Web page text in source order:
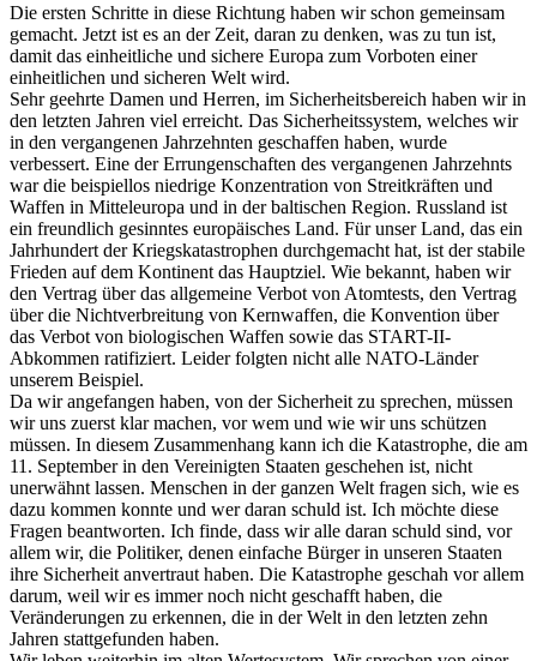
Die ersten Schritte in diese Richtung haben wir schon gemeinsam
gemacht. Jetzt ist es an der Zeit, daran zu denken, was zu tun ist,
damit das einheitliche und sichere Europa zum Vorboten einer
einheitlichen und sicheren Welt wird.
Sehr geehrte Damen und Herren, im Sicherheitsbereich haben wir in
den letzten Jahren viel erreicht. Das Sicherheitssystem, welches wir
in den vergangenen Jahrzehnten geschaffen haben, wurde
verbessert. Eine der Errungenschaften des vergangenen Jahrzehnts
war die beispiellos niedrige Konzentration von Streitkräften und
Waffen in Mitteleuropa und in der baltischen Region. Russland ist
ein freundlich gesinntes europäisches Land. Für unser Land, das ein
Jahrhundert der Kriegskatastrophen durchgemacht hat, ist der stabile
Frieden auf dem Kontinent das Hauptziel. Wie bekannt, haben wir
den Vertrag über das allgemeine Verbot von Atomtests, den Vertrag
über die Nichtverbreitung von Kernwaffen, die Konvention über
das Verbot von biologischen Waffen sowie das START-II-
Abkommen ratifiziert. Leider folgten nicht alle NATO-Länder
unserem Beispiel.
Da wir angefangen haben, von der Sicherheit zu sprechen, müssen
wir uns zuerst klar machen, vor wem und wie wir uns schützen
müssen. In diesem Zusammenhang kann ich die Katastrophe, die am
11. September in den Vereinigten Staaten geschehen ist, nicht
unerwähnt lassen. Menschen in der ganzen Welt fragen sich, wie es
dazu kommen konnte und wer daran schuld ist. Ich möchte diese
Fragen beantworten. Ich finde, dass wir alle daran schuld sind, vor
allem wir, die Politiker, denen einfache Bürger in unseren Staaten
ihre Sicherheit anvertraut haben. Die Katastrophe geschah vor allem
darum, weil wir es immer noch nicht geschafft haben, die
Veränderungen zu erkennen, die in der Welt in den letzten zehn
Jahren stattgefunden haben.